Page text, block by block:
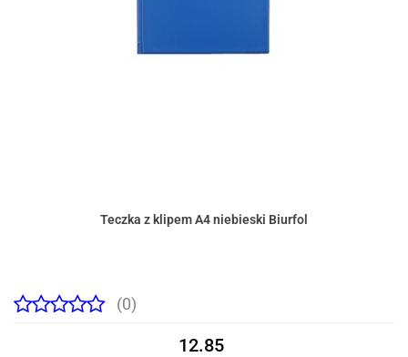
Teczka z klipem A4 niebieski Biurfol
(0)
12.85